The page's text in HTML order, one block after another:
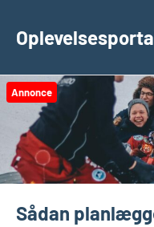
Annonce
Sådan